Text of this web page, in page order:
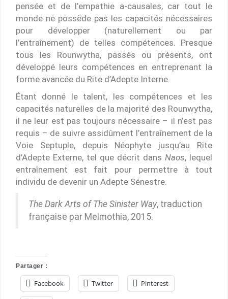
pensée et de l’empathie a-causales, car tout le
monde ne possède pas les capacités nécessaires
pour développer (naturellement ou par
l’entraînement) de telles compétences. Presque
tous les Rounwytha, passés ou présents, ont
développé leurs compétences en entreprenant la
forme avancée du Rite d’Adepte Interne.
Étant donné le talent, les compétences et les
capacités naturelles de la majorité des Rounwytha,
il ne leur est pas toujours nécessaire – il n’est pas
requis – de suivre assidûment l’entraînement de la
Voie Septuple, depuis Néophyte jusqu’au Rite
d’Adepte Externe, tel que décrit dans Naos, lequel
entraînement est fait pour permettre à tout
individu de devenir un Adepte Sénestre.
The Dark Arts of The Sinister Way, traduction
française par Melmothia, 2015.
Partager :
Facebook Twitter Pinterest